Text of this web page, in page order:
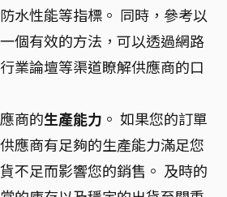
水性能等指標。 同時，參考以
個有效的方法，可以透過網路
業論壇等渠道瞭解供應商的口
商的生產能力 。 如果您的訂單
應商有足夠的生產能力滿足您
不足而影響您的銷售。 及時的